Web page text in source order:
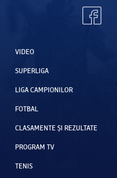
VIDEO
SUPERLIGA
LIGA CAMPIONILOR
FOTBAL
CLASAMENTE ȘI REZULTATE
PROGRAM TV
TENIS